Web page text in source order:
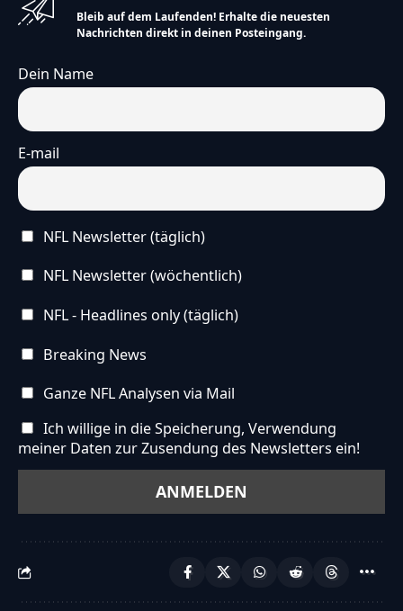
Bleib auf dem Laufenden! Erhalte die neuesten
Nachrichten direkt in deinen Posteingang.
Dein Name
E-mail
NFL Newsletter (täglich)
NFL Newsletter (wöchentlich)
NFL - Headlines only (täglich)
Breaking News
Ganze NFL Analysen via Mail
Ich willige in die Speicherung, Verwendung
meiner Daten zur Zusendung des Newsletters ein!